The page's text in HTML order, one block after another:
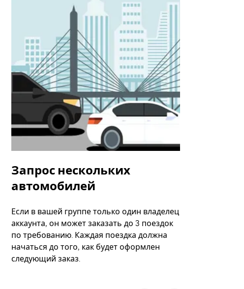
Запрос нескольких
автомобилей
Если в вашей группе только один владелец
аккаунта, он может заказать до 3 поездок
по требованию. Каждая поездка должна
начаться до того, как будет оформлен
следующий заказ.